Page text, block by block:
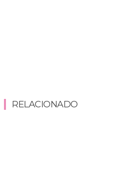
RELACIONADO